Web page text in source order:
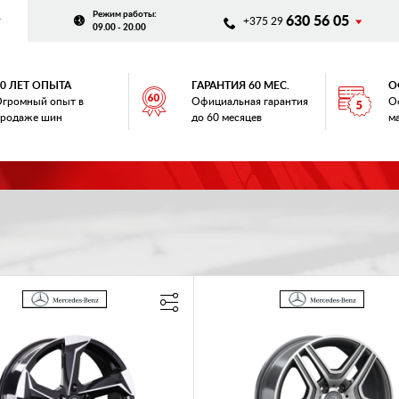
Режим работы:
09.00 - 20.00
+375 29 630 56 05
ЛЕТ ОПЫТА
опыт в
шин
ГАРАНТИЯ 60 МЕС.
Официальная гарантия
до 60 месяцев